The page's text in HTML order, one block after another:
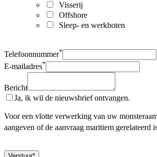
Visserij
Offshore
Sleep- en werkboten
Telefoonnummer*
E-mailadres*
Bericht
Ja, ik wil de nieuwsbrief ontvangen.
Voor een vlotte verwerking van uw
aangeven of de aanvraag maritiem gerelateerd